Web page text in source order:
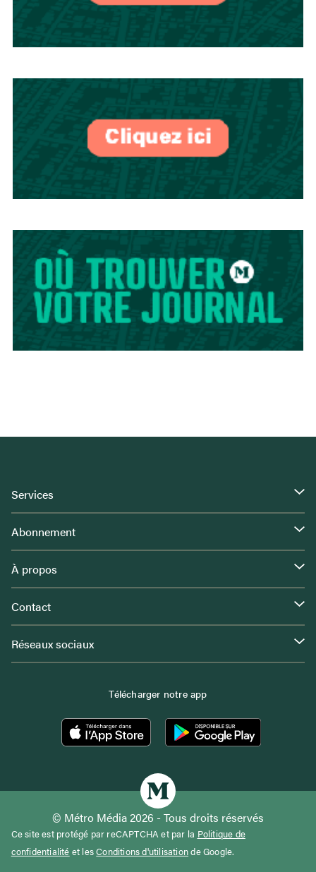
Services
Abonnement
À propos
Contact
Réseaux sociaux
Télécharger notre app
© Métro Média 2026 - Tous droits réservés
Ce site est protégé par reCAPTCHA et par la Politique de
confidentialité et lesConditions d'utilisationde Google.